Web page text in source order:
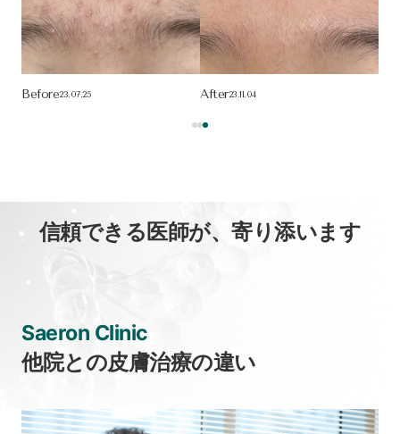
Before25.02.26 After25.03.13
信頼できる医師が、寄り添います
Saeron Clinic
他院との皮膚治療の違い